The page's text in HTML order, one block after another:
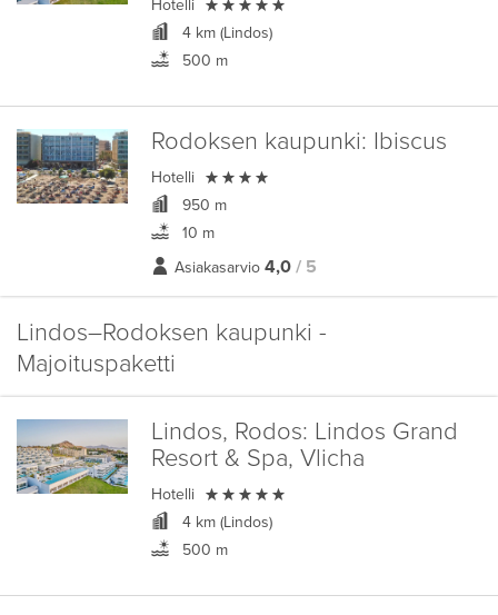
Hotelli
4 km (Lindos)
500 m
Rodoksen kaupunki: Ibiscus
Hotelli 
950 m
10 m
Asiakasarvio 4,0 / 5
Lindos–Rodoksen kaupunki -
Majoituspaketti
Lindos, Rodos: Lindos Grand
Resort & Spa, Vlicha
Hotelli 
4 km (Lindos)
500 m